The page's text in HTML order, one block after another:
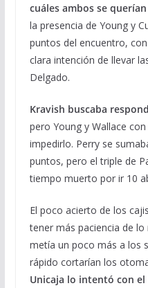
cuáles ambos se
la presencia de Young y
puntos del encuentro,
clara intención de llevar
Delgado.
Kravish buscaba
pero Young y Wallace
impedirlo. Perry se
puntos, pero el triple de
tiempo muerto por ir 10
El poco acierto de los
tener más paciencia de
metía un poco más a los
rápido cortarían los
Unicaja lo intentó con